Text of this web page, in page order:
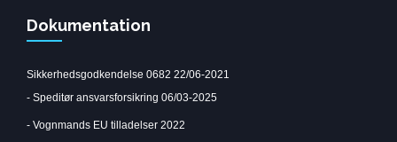
Dokumentation
Sikkerhedsgodkendelse 0682 22/06-2021
- Speditør ansvarsforsikring 06/03-2025
- Vognmands EU tilladelser 2022